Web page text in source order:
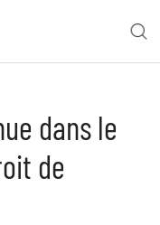
dans le
de